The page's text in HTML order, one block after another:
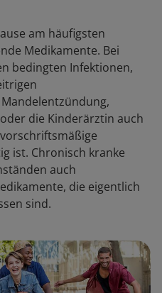
am häufigsten
Medikamente. Bei
bedingten Infektionen,
die Kinderärztin auch
ist. Chronisch kranke
auch
die eigentlich
sind.